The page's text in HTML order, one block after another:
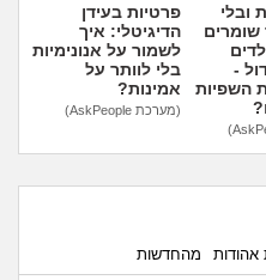
בין הסדינים
חיות מחמד
ובלי
-
השפיות
פרטיות בעידן
הדיגיטלי: איך
לשמור על אנונימיות
בלי לוותר על
אמינות?
(מערכת AskPeople)
מהחדשות